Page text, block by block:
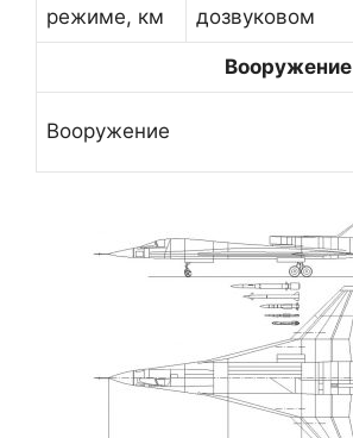
режиме, км
дозвуковом
Вооружение
Вооружение